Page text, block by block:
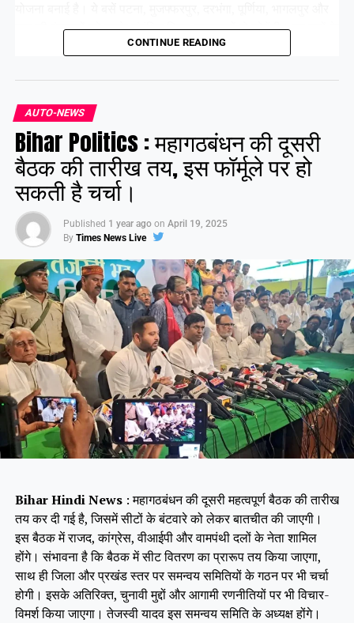
गया की पंचायतों को उनके संबंधित जिला मुख्यालयों से जोड़ेंगी। इन बसों के
सभी रूट पहले ही तय किए जा चुके हैं। फिलहाल ये बसें परमिट प्रक्रिया में
Share this:
Facebook
Like this:
CONTINUE READING
AUTO-NEWS
Bihar Politics : महागठबंधन की दूसरी
बैठक की तारीख तय, इस फॉर्मूले पर हो
सकती है चर्चा।
Published 1 year ago on April 19, 2025
By Times News Live
Bihar Hindi News: महागठबंधन की दूसरी महत्वपूर्ण बैठक की तारीख
तय कर दी गई है, जिसमें सीटों के बंटवारे को लेकर बातचीत की जाएगी।
इस बैठक में राजद, कांग्रेस, वीआईपी और वामपंथी दलों के नेता शामिल
होंगे। संभावना है कि बैठक में सीट वितरण का प्रारूप तय किया जाएगा,
साथ ही जिला और प्रखंड स्तर पर समन्वय समितियों के गठन पर भी चर्चा
होगी। इसके अतिरिक्त, चुनावी मुद्दों और आगामी रणनीतियों पर भी विचार-
विमर्श किया जाएगा। तेजस्वी यादव इस समन्वय समिति के अध्यक्ष होंगे।